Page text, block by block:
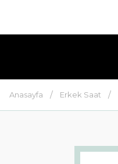
Anasayfa Erkek Saat